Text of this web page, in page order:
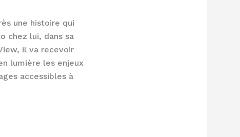
une histoire qui
chez lui, dans sa
il va recevoir
lumière les enjeux
accessibles à